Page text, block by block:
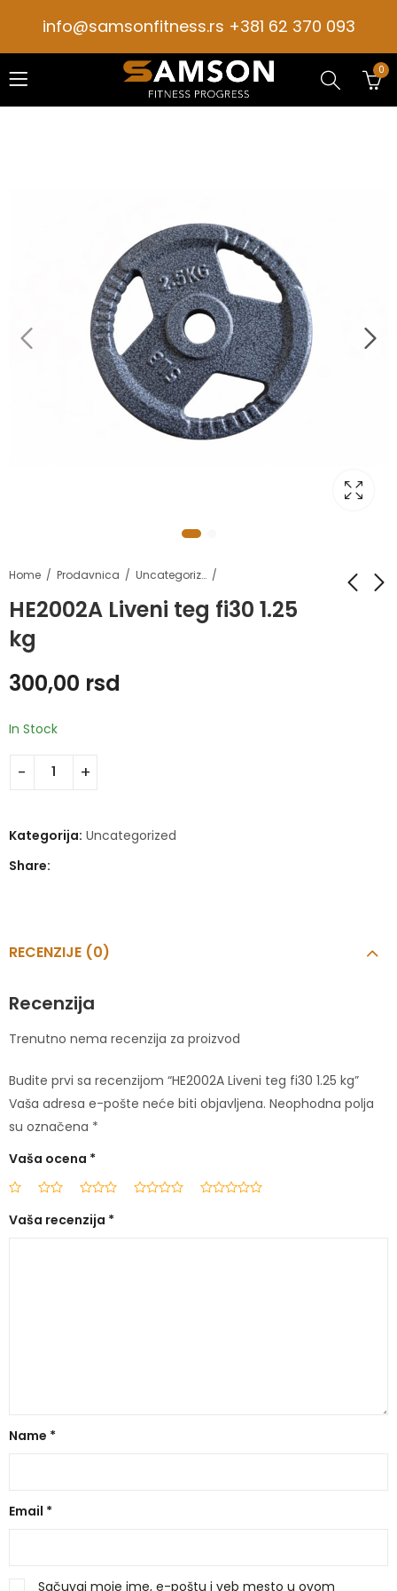
info@samsonfitness.rs +381 62 370 093
0
Home Prodavnica Uncategorized
HE2002A Liveni teg fi30 1.25
kg
300,00 rsd
In Stock
Kategorija: Uncategorized
Share:
RECENZIJE (0)
Recenzija
Trenutno nema recenzija za proizvod
Budite prvi sa recenzijom “HE2002A Liveni teg fi30 1.25 kg”
Vaša adresa e-pošte neće biti objavljena. Neophodna polja
su označena *
Vaša ocena *
Vaša recenzija *
Name *
Email *
Sačuvaj moje ime, e-poštu i veb mesto u ovom